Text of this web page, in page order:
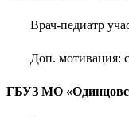
Врач-педиатр
Доп. мотивация:
ГБУЗ МО